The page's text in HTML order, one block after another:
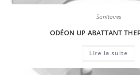
Sanitaires
ODÉON UP ABATTANT
Lire la suite